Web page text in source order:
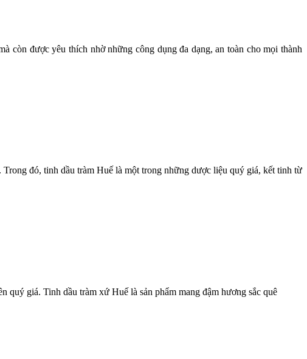
còn được yêu thích nhờ những công dụng đa dạng, an toàn cho mọi thành
đó, tinh dầu tràm Huế là một trong những dược liệu quý giá, kết tinh từ
quý giá. Tinh dầu tràm xứ Huế là sản phẩm mang đậm hương sắc quê